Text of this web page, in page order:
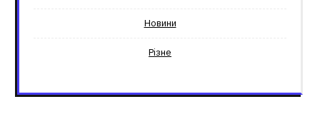
Новини
Різне